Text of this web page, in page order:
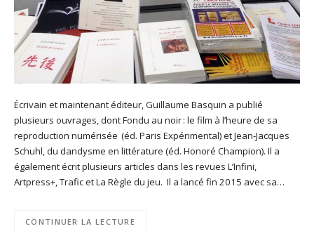
Écrivain et maintenant éditeur, Guillaume Basquin a publié
plusieurs ouvrages, dont Fondu au noir : le film à l’heure de sa
reproduction numérisée (éd. Paris Expérimental) et Jean-Jacques
Schuhl, du dandysme en littérature (éd. Honoré Champion). Il a
également écrit plusieurs articles dans les revues L’Infini,
Artpress+, Trafic et La Règle du jeu. Il a lancé fin 2015 avec sa…
CONTINUER LA LECTURE